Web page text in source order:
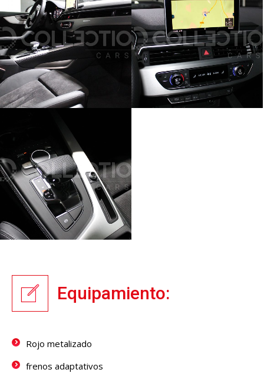
Equipamiento:
Rojo metalizado
frenos adaptativos